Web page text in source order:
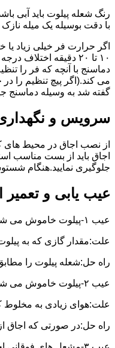
با دقت بوسیله یک میله
گفته شد به وسیله دماسنج
سرویس و نگهداری
از نصب اجاق در محیط های
جلوگیری نمایید.هنگام
عیب یابی و تعمیر
عیب ۱-پیلوت خاموش می شود.
علت:مقدار گازی که به
راه حل:شعله پیلوت را
عیب ۲-پیلوت خاموش می شود.
علت:هوای زیادی به
راه حل:در صورتی که اجاق